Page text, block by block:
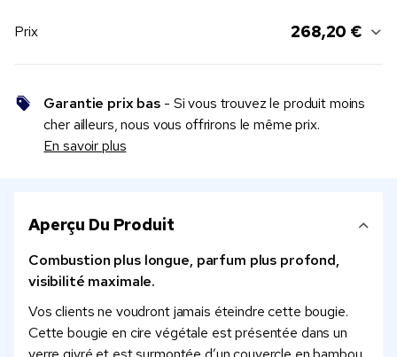
Prix 268,20 €
Garantie prix bas - Si vous trouvez le produit moins
cher ailleurs, nous vous offrirons le même prix.
En savoir plus
Aperçu Du Produit
Combustion plus longue, parfum plus profond,
visibilité maximale.
Vos clients ne voudront jamais éteindre cette bougie.
Cette bougie en cire végétale est présentée dans un